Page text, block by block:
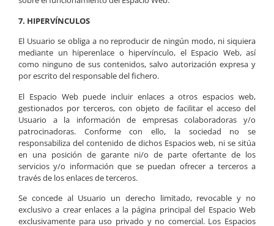
7. HIPERVÍNCULOS
El Usuario se obliga a no reproducir de ningún modo, ni siquiera
mediante un hiperenlace o hipervínculo, el Espacio Web, así
como ninguno de sus contenidos, salvo autorización expresa y
por escrito del responsable del fichero.
El Espacio Web puede incluir enlaces a otros espacios web,
gestionados por terceros, con objeto de facilitar el acceso del
Usuario a la información de empresas colaboradoras y/o
patrocinadoras. Conforme con ello, la sociedad no se
responsabiliza del contenido de dichos Espacios web, ni se sitúa
en una posición de garante ni/o de parte ofertante de los
servicios y/o información que se puedan ofrecer a terceros a
través de los enlaces de terceros.
Se concede al Usuario un derecho limitado, revocable y no
exclusivo a crear enlaces a la página principal del Espacio Web
exclusivamente para uso privado y no comercial. Los Espacios